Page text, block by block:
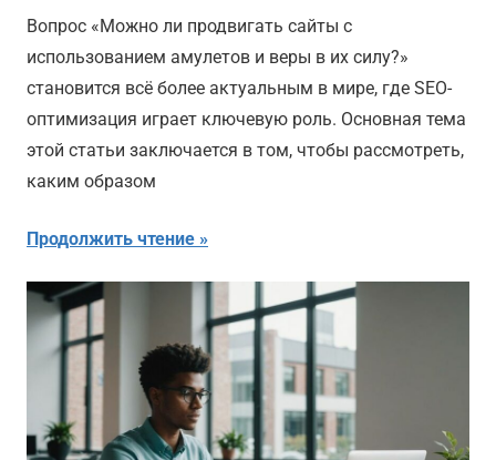
Вопрос «Можно ли продвигать сайты с
использованием амулетов и веры в их силу?»
становится всё более актуальным в мире, где SEO-
оптимизация играет ключевую роль. Основная тема
этой статьи заключается в том, чтобы рассмотреть,
каким образом
Продолжить чтение